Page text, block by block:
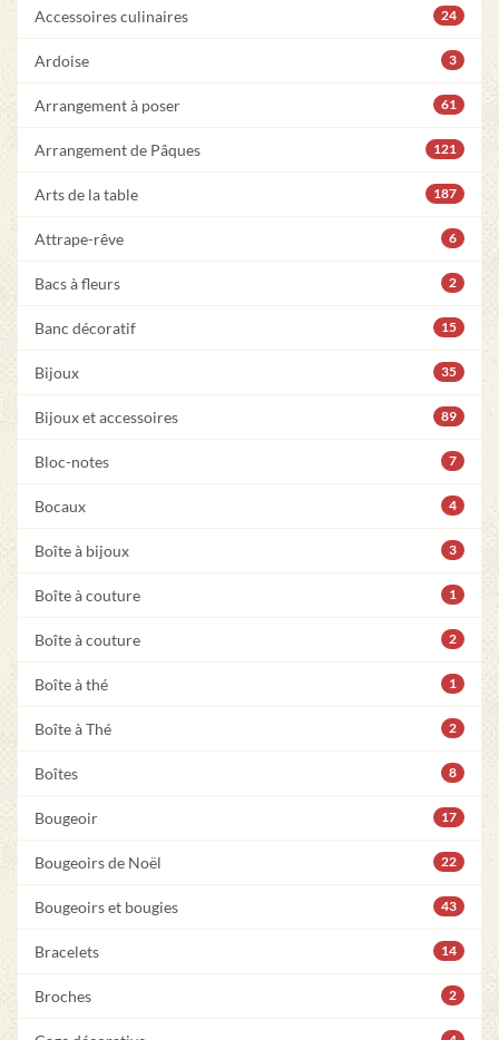
Accessoires culinaires 24
Ardoise 3
Arrangement à poser 61
Arrangement de Pâques 121
Arts de la table 187
Attrape-rêve 6
Bacs à fleurs 2
Banc décoratif 15
Bijoux 35
Bijoux et accessoires 89
Bloc-notes 7
Bocaux 4
Boîte à bijoux 3
Boîte à couture 1
Boîte à couture 2
Boîte à thé 1
Boîte à Thé 2
Boîtes 8
Bougeoir 17
Bougeoirs de Noël 22
Bougeoirs et bougies 43
Bracelets 14
Broches 2